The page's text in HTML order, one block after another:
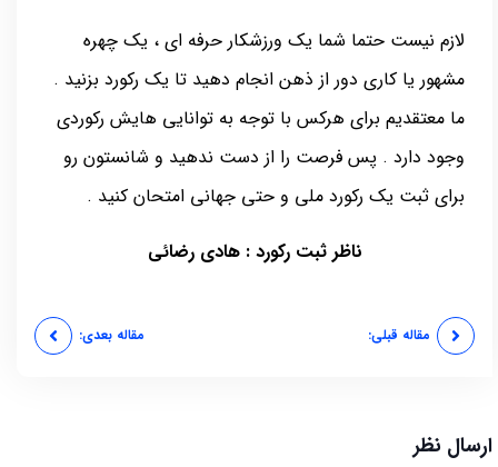
لازم نیست حتما شما یک ورزشکار حرفه ای ، یک چهره
مشهور یا کاری دور از ذهن انجام دهید تا یک رکورد بزنید .
ما معتقدیم برای هرکس با توجه به توانایی هایش رکوردی
وجود دارد . پس فرصت را از دست ندهید و شانستون رو
برای ثبت یک رکورد ملی و حتی جهانی امتحان کنید .
ناظر ثبت رکورد : هادی رضائی
مقاله قبلی: مقاله بعدی:
ارسال نظر